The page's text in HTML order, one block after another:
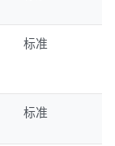
标准
标准